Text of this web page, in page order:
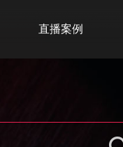
直播案例